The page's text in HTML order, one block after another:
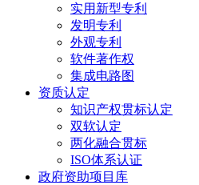
实用新型专利
发明专利
外观专利
软件著作权
集成电路图
资质认定
知识产权贯标认定
双软认定
两化融合贯标
ISO体系认证
政府资助项目库